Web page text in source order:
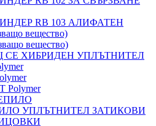
RB 103 АЛИФАТЕН
вещество)
вещество)
ХИБРИДЕН УПЛЪТНИТЕЛ
УПЛЪТНИТЕЛ ЗАТИКОВИ